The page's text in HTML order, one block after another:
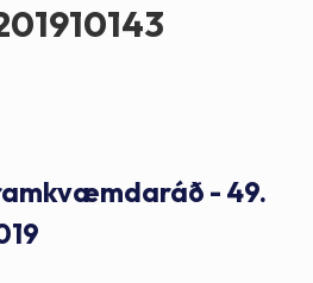
- 49.